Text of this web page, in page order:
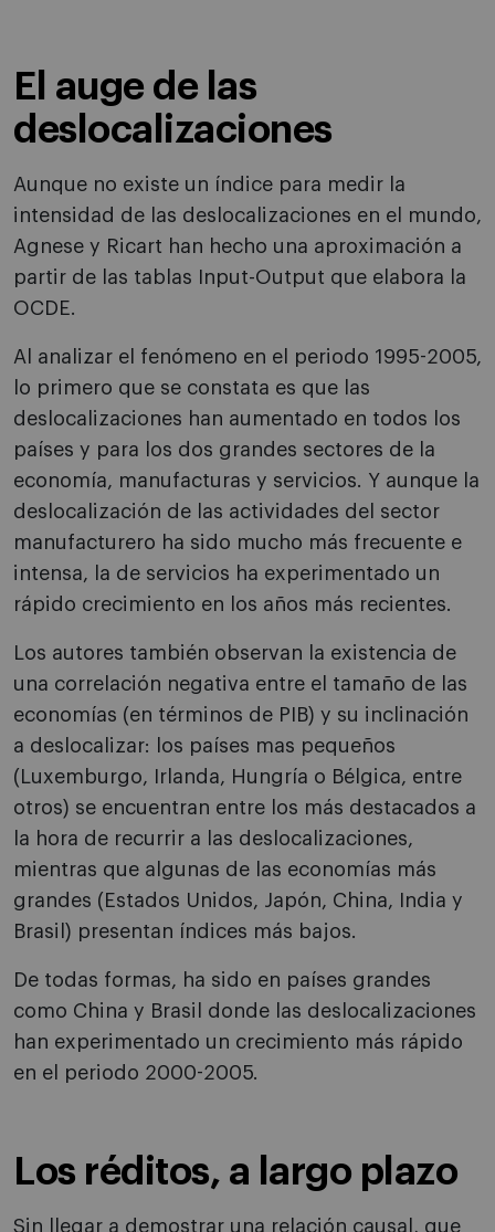
El auge de las
deslocalizaciones
Aunque no existe un índice para medir la
intensidad de las deslocalizaciones en el mundo,
Agnese y Ricart han hecho una aproximación a
partir de las tablas Input-Output que elabora la
OCDE.
Al analizar el fenómeno en el periodo 1995-2005,
lo primero que se constata es que las
deslocalizaciones han aumentado en todos los
países y para los dos grandes sectores de la
economía, manufacturas y servicios. Y aunque la
deslocalización de las actividades del sector
manufacturero ha sido mucho más frecuente e
intensa, la de servicios ha experimentado un
rápido crecimiento en los años más recientes.
Los autores también observan la existencia de
una correlación negativa entre el tamaño de las
economías (en términos de PIB) y su inclinación
a deslocalizar: los países mas pequeños
(Luxemburgo, Irlanda, Hungría o Bélgica, entre
otros) se encuentran entre los más destacados a
la hora de recurrir a las deslocalizaciones,
mientras que algunas de las economías más
grandes (Estados Unidos, Japón, China, India y
Brasil) presentan índices más bajos.
De todas formas, ha sido en países grandes
como China y Brasil donde las deslocalizaciones
han experimentado un crecimiento más rápido
en el periodo 2000-2005.
Los réditos, a largo plazo
Sin llegar a demostrar una relación causal, que